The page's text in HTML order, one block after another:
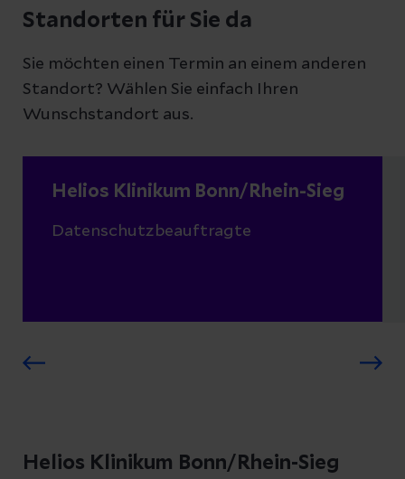
Standorten für Sie da
Sie möchten einen Termin an einem anderen
Standort? Wählen Sie einfach Ihren
Wunschstandort aus.
Helios Klinikum Bonn/Rhein-Sieg
Datenschutzbeauftragte
Helios Klinikum Bonn/Rhein-Sieg